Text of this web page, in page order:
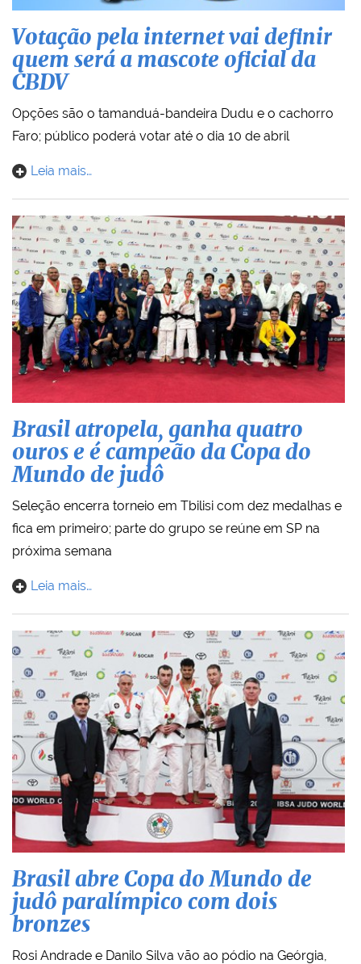
Votação pela internet vai definir
quem será a mascote oficial da
CBDV
Opções são o tamanduá-bandeira Dudu e o cachorro
Faro; público poderá votar até o dia 10 de abril
Leia mais…
Brasil atropela, ganha quatro
ouros e é campeão da Copa do
Mundo de judô
Seleção encerra torneio em Tbilisi com dez medalhas e
fica em primeiro; parte do grupo se reúne em SP na
próxima semana
Leia mais…
Brasil abre Copa do Mundo de
judô paralímpico com dois
bronzes
Rosi Andrade e Danilo Silva vão ao pódio na Geórgia,